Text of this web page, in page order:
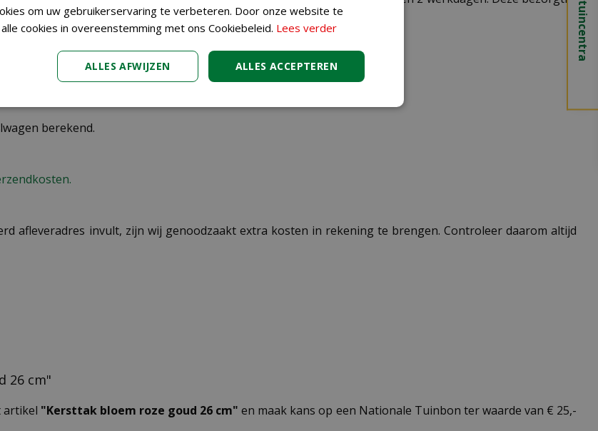
die via pakketpost worden verzonden.
berekend.
afleveradres invult, zijn wij genoodzaakt extra kosten in rekening te brengen. Controleer daarom altijd
26 cm"
artikel "Kersttak bloem roze goud 26 cm" en maak kans op een Nationale Tuinbon ter waarde van € 25,-
om uw gebruikerservaring te verbeteren. Door onze website te
cookies in overeenstemming met ons Cookiebeleid. Lees verder
ALLES ACCEPTEREN
ALLES AFWIJZEN